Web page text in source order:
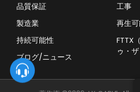
品質保証
製造業
持続可能性
ブログ/ニュース
工事
再生
FTTX
ゥ・ザ